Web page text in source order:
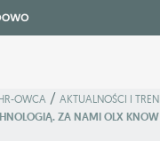
OWCA / AKTUALNOŚCI I
ZA NAMI OLX